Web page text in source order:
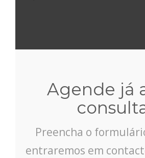
Agende já
Preencha o
entraremos em